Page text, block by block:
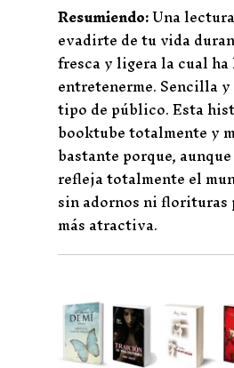
Resumiendo:Una
evadirte de tu vida
fresca y ligera la cual
entretenerme. Sencilla
tipo de público. Esta
booktube totalmente y
bastante porque,
refleja totalmente el
sin adornos ni florituras
más atractiva.